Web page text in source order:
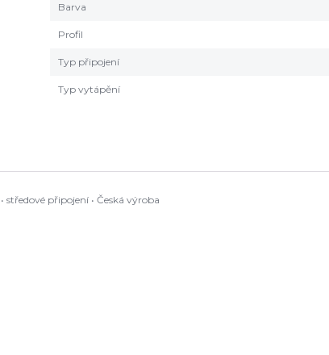
Barva
Profil
Typ připojení
Typ vytápění
připojení • Česká výroba